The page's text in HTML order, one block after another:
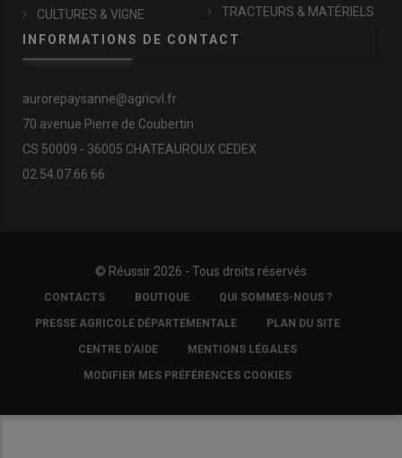
CULTURES & VIGNE
TRACTEURS & MATÉRIELS
INFORMATIONS DE CONTACT
aurorepaysanne@agricvl.fr
70 avenue Pierre de Coubertin
CS 50009 - 36005 CHATEAUROUX CEDEX
02.54.07.66.66
© Réussir 2026 - Tous droits réservés
FOOTER
COPYRIGHT
CONTACTS BOUTIQUE QUI SOMMES-NOUS ?
PRESSE AGRICOLE DÉPARTEMENTALE PLAN DU SITE
CENTRE D'AIDE MENTIONS LÉGALES
MODIFIER MES PRÉFÉRENCES COOKIES